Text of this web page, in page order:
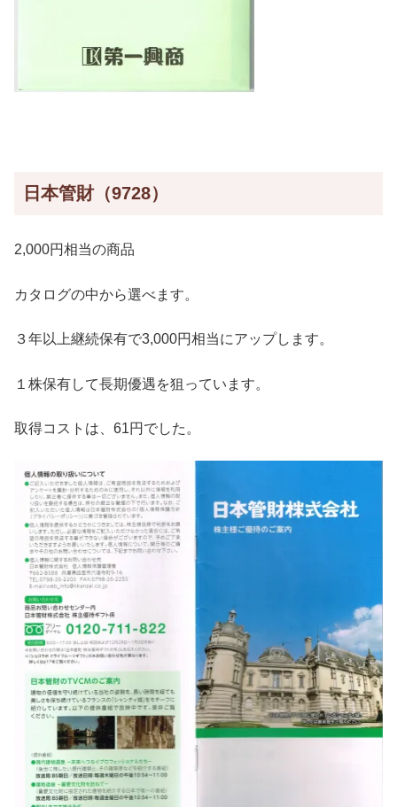
日本管財（9728）
2,000円相当の商品
カタログの中から選べます。
３年以上継続保有で3,000円相当にアップします。
１株保有して長期優遇を狙っています。
取得コストは、61円でした。